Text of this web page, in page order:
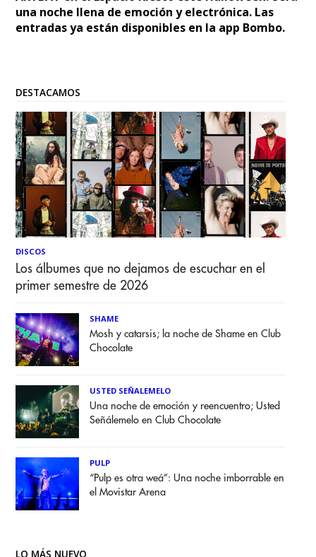
una noche llena de emoción y electrónica. Las
entradas ya están disponibles en la app Bombo.
DESTACAMOS
DISCOS
Los álbumes que no dejamos de escuchar en el
primer semestre de 2026
SHAME
Mosh y catarsis; la noche de Shame en Club
Chocolate
USTED SEÑALEMELO
Una noche de emoción y reencuentro; Usted
Señálemelo en Club Chocolate
PULP
“Pulp es otra weá”: Una noche imborrable en
el Movistar Arena
LO MÁS NUEVO